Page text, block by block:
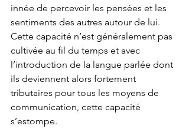
innée de percevoir les pensées et les
sentiments des autres autour de lui.
Cette capacité n’est généralement pas
cultivée au fil du temps et avec
l’introduction de la langue parlée dont
ils deviennent alors fortement
tributaires pour tous les moyens de
communication, cette capacité
s’estompe.